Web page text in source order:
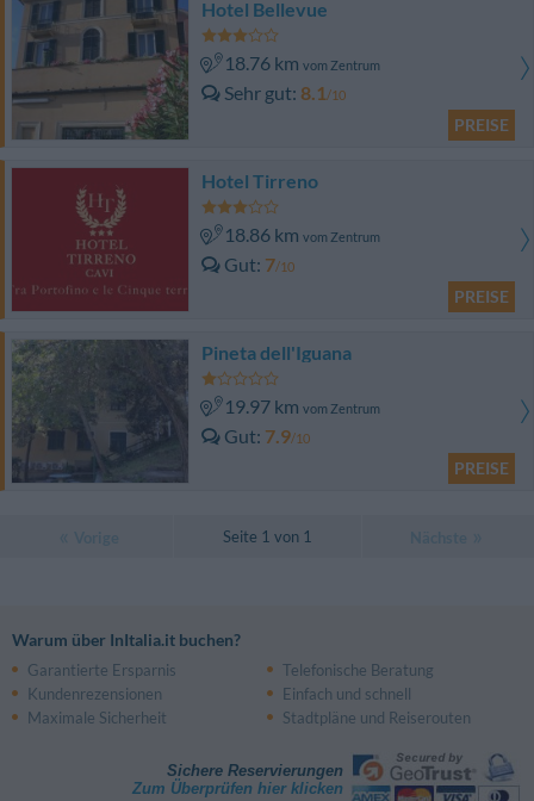
Hotel Bellevue
18.76 km vom Zentrum
Sehr gut 8.1/10
PREISE
Hotel Tirreno
18.86 km vom Zentrum
Gut 7/10
PREISE
Pineta dell'Iguana
19.97 km vom Zentrum
Gut 7.9/10
PREISE
Seite 1 von 1
Warum über InItalia.it buchen?
Garantierte Ersparnis
Telefonische Beratung
Kundenrezensionen
Einfach und schnell
Maximale Sicherheit
Stadtpläne und Reiserouten
Sichere Reservierungen
Zum Überprüfen hier klicken